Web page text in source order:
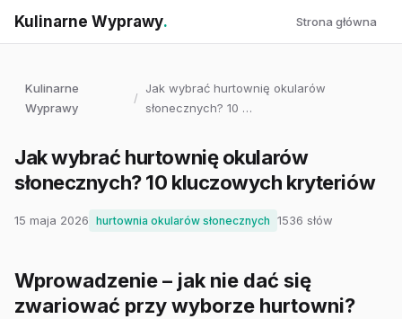
Kulinarne Wyprawy. Strona główna
Kulinarne
Wyprawy
/
Jak wybrać hurtownię okularów
słonecznych? 10 …
Jak wybrać hurtownię okularów
słonecznych? 10 kluczowych kryteriów
15 maja 2026 hurtownia okularów słonecznych 1536 słów
Wprowadzenie – jak nie dać się
zwariować przy wyborze hurtowni?